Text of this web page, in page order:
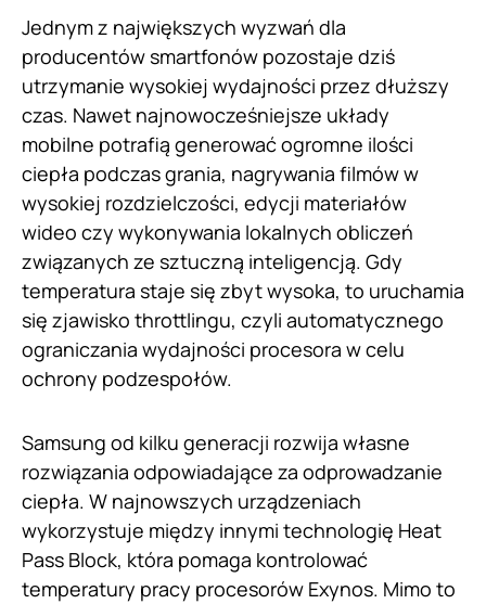
Jednym z największych wyzwań dla
producentów smartfonów pozostaje dziś
utrzymanie wysokiej wydajności przez dłuższy
czas. Nawet najnowocześniejsze układy
mobilne potrafią generować ogromne ilości
ciepła podczas grania, nagrywania filmów w
wysokiej rozdzielczości, edycji materiałów
wideo czy wykonywania lokalnych obliczeń
związanych ze sztuczną inteligencją. Gdy
temperatura staje się zbyt wysoka, to uruchamia
się zjawisko throttlingu, czyli automatycznego
ograniczania wydajności procesora w celu
ochrony podzespołów.
Samsung od kilku generacji rozwija własne
rozwiązania odpowiadające za odprowadzanie
ciepła. W najnowszych urządzeniach
wykorzystuje między innymi technologię Heat
Pass Block, która pomaga kontrolować
temperatury pracy procesorów Exynos. Mimo to